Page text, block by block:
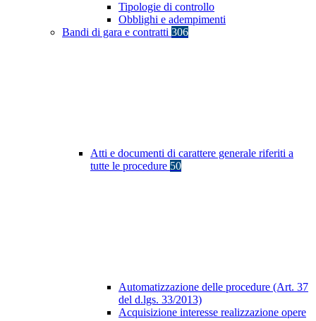
Tipologie di controllo
Obblighi e adempimenti
Bandi di gara e contratti 306
Atti e documenti di carattere generale riferiti a
tutte le procedure 50
Automatizzazione delle procedure (Art. 37
del d.lgs. 33/2013)
Acquisizione interesse realizzazione opere